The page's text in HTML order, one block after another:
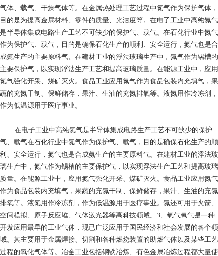
气体、载气、干燥气体等。在金属热处理工艺过程中氮气作为保护气体，
目的是为提高金属材料、零件的质量、光洁度等。在电子工业中高纯氮气
是半导体集成电路生产工艺不可缺少的保护气、载气。在石化行业中氮气
作为保护气、载气，目的是确保石化生产的顺利、安全运行，氮气也是合
成氨生产的主要原料气。在建材工业的浮法玻璃生产中，氮气作为锡槽的
主要保护气，以实现浮法生产工艺和提高玻璃质量。在能源工业中，应用
氮气强化开采、煤矿灭火。食品工业应用氮气作为食品包装内充填气，果
蔬的充氮干制、保鲜储存，果汁、生油的充氮排氧等。液氮用作冷冻剂，
作为低温源用于医疗事业。
在电子工业中高纯氮气是半导体集成电路生产工艺不可缺少的保护
气、载气在石化行业中氮气作为保护气、载气，目的是确保石化生产的顺
利、安全运行，氮气也是合成氨生产的主要原料气。在建材工业的浮法玻
璃生产中，氮气作为锡槽的主要保护气，以实现浮法生产工艺和提高玻璃
质量。在能源工业中，应用氮气强化开采、煤矿灭火。食品工业应用氮气
作为食品包装内充填气，果蔬的充氮干制、保鲜储存，果汁、生油的充氮
排氧等。液氮用作冷冻剂，作为低温源用于医疗事业。氮还可用于火箭、
空间模拟、原子反应堆、气体激光器等高科技领域。3、氧气氧气是一种
开发应用最早的工业气体，现已广泛应用于国民经济和社会发展的各个领
域。其主要用于金属焊接、切割和各种燃烧装置的助燃气体以及某些工艺
过程的氧化气体等。冶金工业包括钢铁冶炼、有色金属冶炼过程都大量使